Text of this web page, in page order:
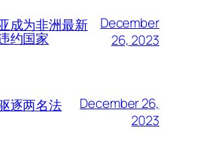
成为非洲最新
约国家
December
26, 2023
逐两名法
December 26,
2023